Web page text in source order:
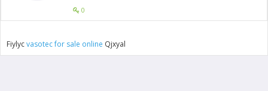
0
Fiylycvasotec for sale online Qjxyal